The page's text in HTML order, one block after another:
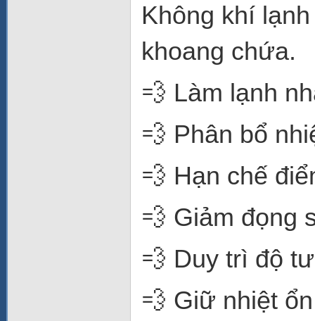
Không khí
khoang chứa.
💨 Làm lạnh
💨 Phân bổ
💨 Hạn chế
💨 Giảm đọng
💨 Duy trì độ
💨 Giữ nhiệt